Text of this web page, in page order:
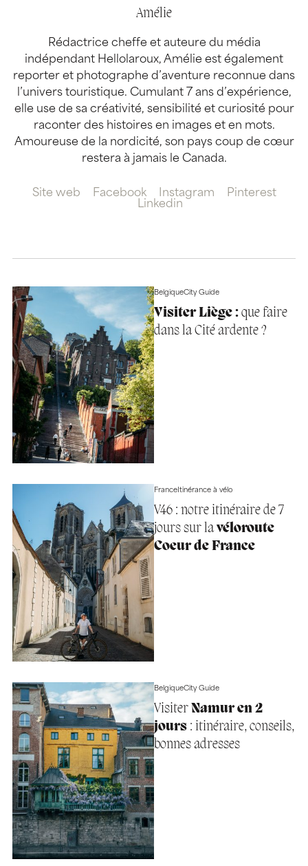
Amélie
Rédactrice cheffe et auteure du média
indépendant Hellolaroux, Amélie est également
reporter et photographe d’aventure reconnue dans
l’univers touristique. Cumulant 7 ans d’expérience,
elle use de sa créativité, sensibilité et curiosité pour
raconter des histoires en images et en mots.
Amoureuse de la nordicité, son pays coup de cœur
restera à jamais le Canada.
Site web Facebook Instagram
Pinterest
Linkedin
BelgiqueCity Guide
Visiter Liège :que faire
dans la Cité ardente ?
FranceItinérance à vélo
V46 : notre itinéraire de 7
jours sur lavéloroute
Coeur de France
BelgiqueCity Guide
VisiterNamur en 2
jours: itinéraire, conseils,
bonnes adresses